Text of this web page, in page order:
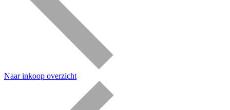
Naar inkoop overzicht